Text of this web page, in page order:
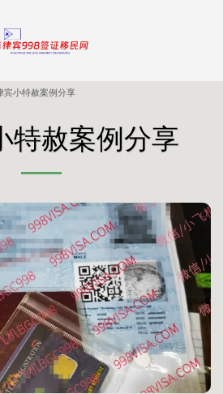
宾小特赦案例分享
特赦案例分享